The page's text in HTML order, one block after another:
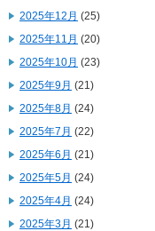
2025年12月 (25)
2025年11月 (20)
2025年10月 (23)
2025年9月 (21)
2025年8月 (24)
2025年7月 (22)
2025年6月 (21)
2025年5月 (24)
2025年4月 (24)
2025年3月 (21)